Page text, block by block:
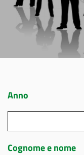
Anno
Cognome e nome